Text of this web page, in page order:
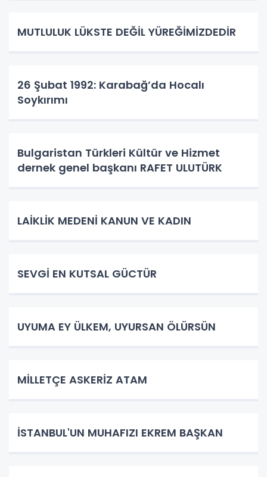
MUTLULUK LÜKSTE DEĞİL YÜREĞİMİZDEDİR
26 Şubat 1992: Karabağ’da Hocalı
Soykırımı
Bulgaristan Türkleri Kültür ve Hizmet
dernek genel başkanı RAFET ULUTÜRK
LAİKLİK MEDENİ KANUN VE KADIN
SEVGİ EN KUTSAL GÜCTÜR
UYUMA EY ÜLKEM, UYURSAN ÖLÜRSÜN
​MİLLETÇE ASKERİZ ATAM
İSTANBUL'UN MUHAFIZI EKREM BAŞKAN